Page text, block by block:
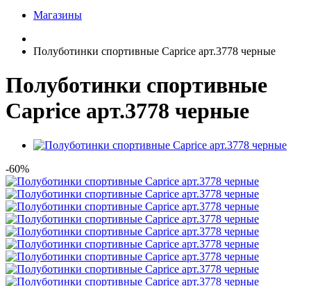
Магазины
Полуботинки спортивные Caprice арт.3778 черные
Полуботинки спортивные
Caprice арт.3778 черные
-60%